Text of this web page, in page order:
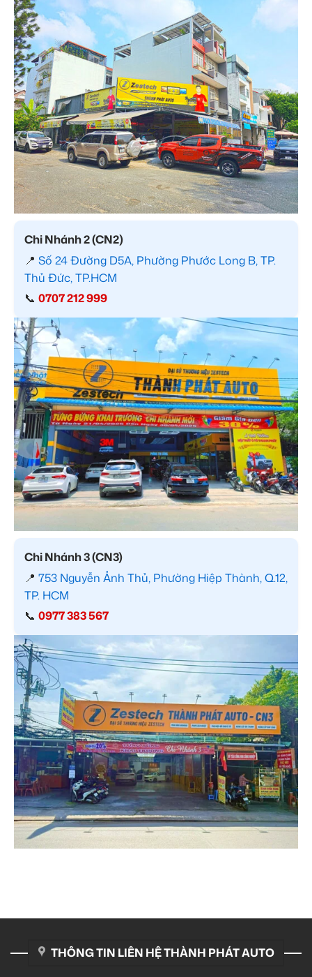
Chi Nhánh 2 (CN2)
📍 Số 24 Đường D5A, Phường Phước Long B, TP.
Thủ Đức, TP.HCM
📞 0707 212 999
Chi Nhánh 3 (CN3)
📍 753 Nguyễn Ảnh Thủ, Phường Hiệp Thành, Q.12,
TP. HCM
📞 0977 383 567
THÔNG TIN LIÊN HỆ THÀNH PHÁT AUTO